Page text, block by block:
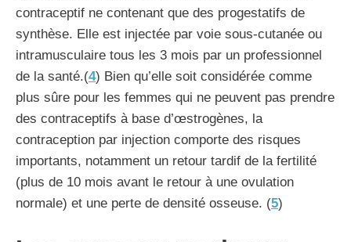
contraceptif ne contenant que des progestatifs de
synthèse. Elle est injectée par voie sous-cutanée ou
intramusculaire tous les 3 mois par un professionnel
de la santé.(4) Bien qu’elle soit considérée comme
plus sûre pour les femmes qui ne peuvent pas prendre
des contraceptifs à base d’œstrogènes, la
contraception par injection comporte des risques
importants, notamment un retour tardif de la fertilité
(plus de 10 mois avant le retour à une ovulation
normale) et une perte de densité osseuse. (5)